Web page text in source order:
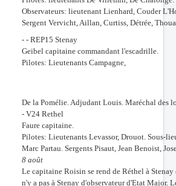
Observateurs: lieutenant Lienhard, Couder
Sergent Vervicht, Aillan, Curtiss, Détrée,
- - REP15 Stenay
Geibel capitaine commandant l'escadrille.
Pilotes: Lieutenants Campagne,
De la Pomélie. Adjudant Louis. Maréchal des
- V24 Rethel
Faure capitaine.
Pilotes: Lieutenants Levassor, Drouot. Sous-
Marc Partau. Sergents Pisaut, Jean Benoist,
8 août
Le capitaine Roisin se rend de Réthel à
n'y a pas à Stenay d'observateur d'Etat Major.